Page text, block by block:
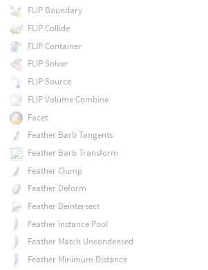
FLIP Boundary
FLIP Collide
FLIP Container
FLIP Solver
FLIP Source
FLIP Volume Combine
Facet
Feather Barb Tangents
Feather Barb Transform
Feather Clump
Feather Deform
Feather Deintersect
Feather Instance Pool
Feather Match Uncondensed
Feather Minimum Distance